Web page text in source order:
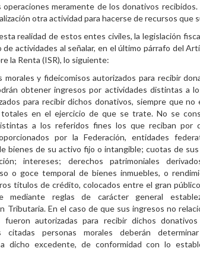
operaciones meramente de los donativos recibidos.
otra actividad para hacerse de recursos que
realidad de estos entes civiles, la legislación
actividades al señalar, en el último párrafo del
la Renta (ISR), lo siguiente:
morales y fideicomisos autorizados para recibir
obtener ingresos por actividades distintas a
para recibir dichos donativos, siempre que no
en el ejercicio de que se trate. No se
a los referidos fines los que reciban por
por la Federación, entidades
bienes de su activo fijo o intangible; cuotas de
intereses; derechos patrimoniales
o goce temporal de bienes inmuebles, o
títulos de crédito, colocados entre el gran
mediante reglas de carácter general
Tributaria. En el caso de que sus ingresos no
autorizadas para recibir dichos
citadas personas morales deberán
dicho excedente, de conformidad con lo